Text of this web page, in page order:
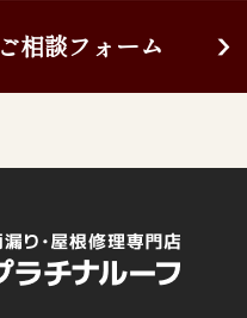
ご相談フォーム